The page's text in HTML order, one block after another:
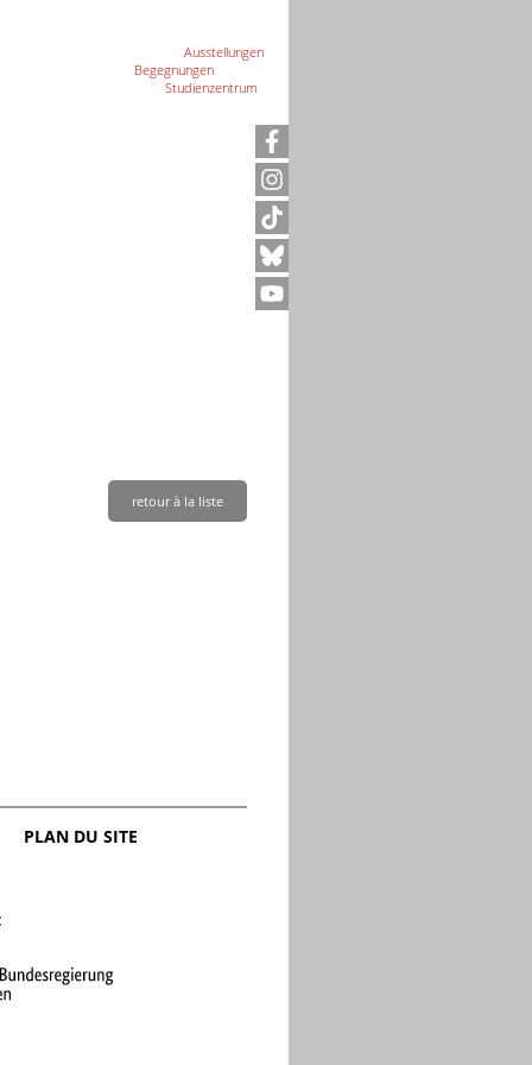
de Neuengamme
Ausstellungen
Begegnungen
Studienzentrum
retour à la liste
PLAN DU SITE